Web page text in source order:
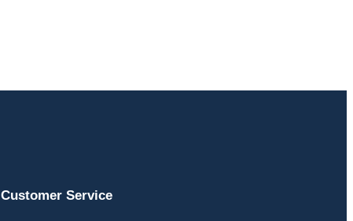
Customer Service